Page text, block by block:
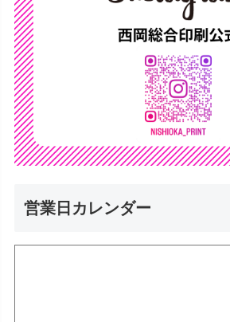
営業日カレンダー